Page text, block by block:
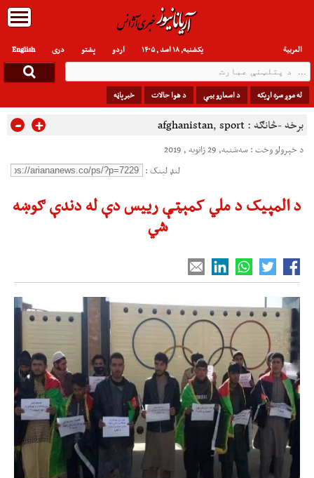
English دری پشتو العربیة اردو یکشنبه, ۱۸ اسد , ۱۴۰۵
له موږ سره اړیکه د اسعارو بیې د هوا حالات خبرپاڼه
برخه -څانګه : afghanistan, sport
- +
د خپرولو وخت : سه‌شنبه, 29 ژانویه , 2019
لنډ لینک :
د المپیک د ملي کمېټې رییس دې له دندې ګوښه
شي